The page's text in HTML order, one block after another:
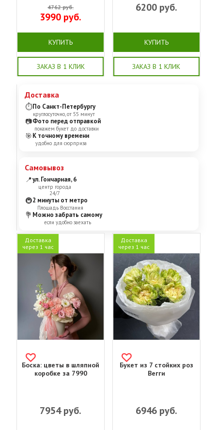
4762руб.
3990 руб.
КУПИТЬ
ЗАКАЗ В 1 КЛИК
6200руб.
КУПИТЬ
ЗАКАЗ В 1 КЛИК
Доставка
⏱По Санкт-Петербургу
круглосуточно, от 55 минут
📷Фото перед отправкой
покажем букет до доставки
🎯К точному времени
удобно для сюрприза
Самовывоз
📍ул. Гончарная, 6
центр города
24/7
🚇2 минуты от метро
Площадь Восстания
💐 Можно забрать самому
если удобно заехать
Доставка
через 1 час
Боска: цветы в шляпной
коробке за 7990
7954руб.
Доставка
через 1 час
Букет из 7 стойких роз
Вегги
6946руб.